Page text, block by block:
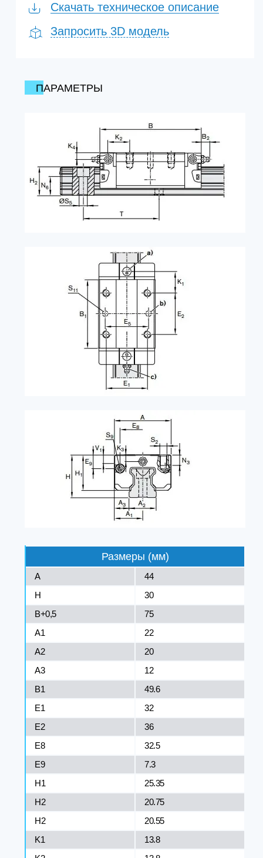
Скачать техническое описание
Запросить 3D модель
ПАРАМЕТРЫ
Размеры (мм)
A
44
H
30
B+0,5
75
A1
22
A2
20
A3
12
B1
49.6
E1
32
E2
36
E8
32.5
E9
7.3
H1
25.35
H2
20.75
H2
20.55
K1
13.8